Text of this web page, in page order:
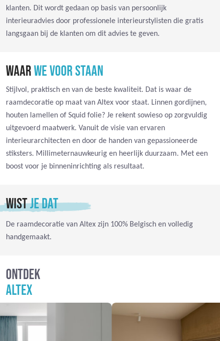
klanten. Dit wordt gedaan op basis van persoonlijk
interieuradvies door professionele interieurstylisten die gratis
langsgaan bij de klanten om dit advies te geven.
WAARWE VOOR STAAN
Stijlvol, praktisch en van de beste kwaliteit. Dat is waar de
raamdecoratie op maat van Altex voor staat. Linnen gordijnen,
houten lamellen of Squid folie? Je rekent sowieso op zorgvuldig
uitgevoerd maatwerk. Vanuit de visie van ervaren
interieurarchitecten en door de handen van gepassioneerde
stiksters. Millimeternauwkeurig en heerlijk duurzaam. Met een
boost voor je binneninrichting als resultaat.
WISTJE DAT
De raamdecoratie van Altex zijn 100% Belgisch en volledig
handgemaakt.
ONTDEK
ALTEX